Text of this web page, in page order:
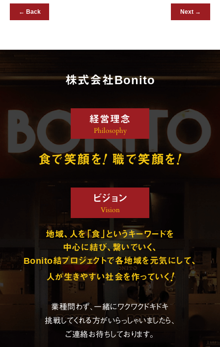
← Back Next →
株式会社Bonito
経営理念
Philosophy
食で笑顔を! 職で笑顔を!
ビジョン
Vision
地域、人を「食」というキーワードを
中心に結び、繋いでいく、
Bonito結プロジェクトで各地域を元気にして、
人が生きやすい社会を作っていく!
業種問わず、一緒にワクワクドキドキ
挑戦してくれる方がいらっしゃいましたら、
ご連絡お待ちしております。